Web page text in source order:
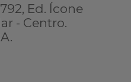
Ed. Ícone
- Centro.